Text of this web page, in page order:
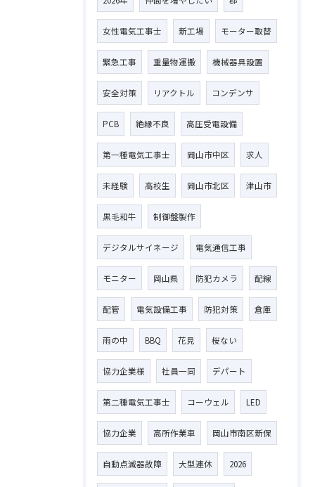
女性電気工事士 新工場 モーター取替
緊急工事 重量物運搬 機械器具設置
安全対策 リアクトル コンデンサ
PCB 絶縁不良 高圧受電設備
第一種電気工事士 岡山市中区 求人
未経験 高校生 岡山市北区 津山市
黒毛和牛 制御盤製作
デジタルサイネージ 電気通信工事
モニター 岡山県 防犯カメラ 配線
配管 電気設備工事 防犯対策 倉庫
雨の中 BBQ 花見 桜ない
協力企業様 社員一同 デパート
第二種電気工事士 コーウェル LED
協力企業 高所作業車 岡山市南区新保
自動点滅器故障 大型連休 2026
お問い合わせはこちら